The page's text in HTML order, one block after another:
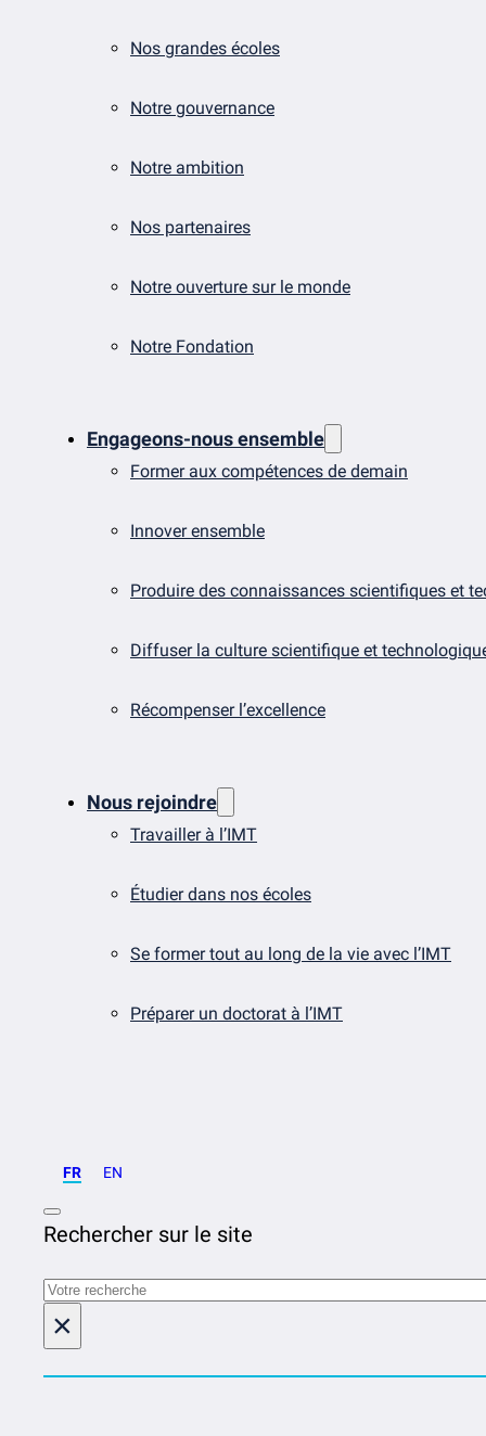
Nos grandes écoles
Notre gouvernance
Notre ambition
Nos partenaires
Notre ouverture sur le monde
Notre Fondation
Engageons-nous ensemble
Former aux compétences de demain
Innover ensemble
Produire des connaissances scientifiques et
Diffuser la culture scientifique et
Récompenser l’excellence
Nous rejoindre
Travailler à l’IMT
Étudier dans nos écoles
Se former tout au long de la vie avec l’IMT
Préparer un doctorat à l’IMT
FR EN
Rechercher sur le site
Rechercher
×